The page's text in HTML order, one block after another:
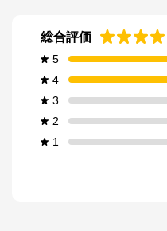
総合評価
5
4
3
2
1